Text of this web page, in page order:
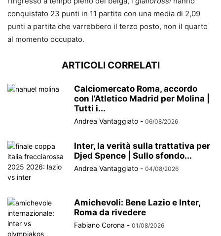
conquistato 23 punti in 11 partite con una media di 2,09
punti a partita che varrebbero il terzo posto, non il quarto
al momento occupato.
ARTICOLI CORRELATI
Calciomercato Roma, accordo
con l’Atletico Madrid per Molina |
Tutti i...
Andrea Vantaggiato - 06/08/2026
Inter, la verità sulla trattativa per
Djed Spence | Sullo sfondo...
Andrea Vantaggiato - 04/08/2026
Amichevoli: Bene Lazio e Inter,
Roma da rivedere
Fabiano Corona - 01/08/2026